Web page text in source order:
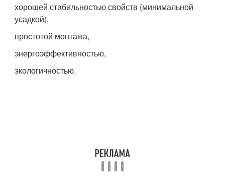
хорошей стабильностью свойств (минимальной
усадкой),
простотой монтажа,
энергоэффективностью,
экологичностью.